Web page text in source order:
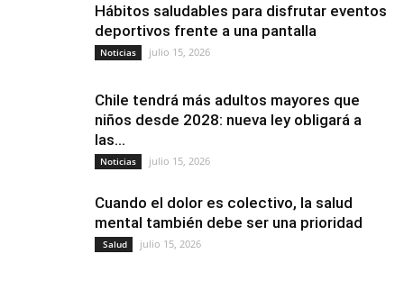
Hábitos saludables para disfrutar eventos
deportivos frente a una pantalla
Noticias julio 15, 2026
Chile tendrá más adultos mayores que
niños desde 2028: nueva ley obligará a
las...
Noticias julio 15, 2026
Cuando el dolor es colectivo, la salud
mental también debe ser una prioridad
Salud julio 15, 2026